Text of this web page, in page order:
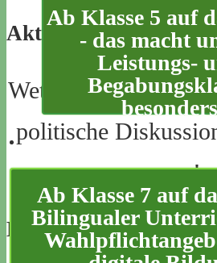
Aktives Schulleben
Wettbewerbe,
politische
uns!
Es geht nur
Ab Klasse 5 auf
- das macht
Leistungs-
besonders
Ab Klasse 7 auf
Bilingualer